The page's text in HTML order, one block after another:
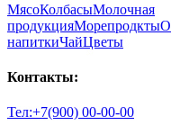
МясоКолбасыМолочная
продукцияМорепродкты
напиткиЧайЦветы
Контакты:
Тел:+7(900) 00-00-00